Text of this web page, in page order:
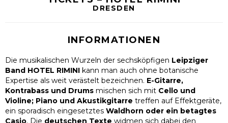
DRESDEN
INFORMATIONEN
Die musikalischen Wurzeln der sechsköpfigen Leipziger
Band HOTEL RIMINI kann man auch ohne botanische
Expertise als weit verästelt bezeichnen. E-Gitarre,
Kontrabass und Drums mischen sich mit Cello und
Violine; Piano und Akustikgitarre treffen auf Effektgeräte,
ein sporadisch eingesetztes Waldhorn oder ein betagtes
Casio. Die deutschen Texte widmen sich dabei den